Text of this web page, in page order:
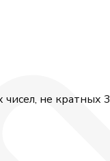
чисел, не